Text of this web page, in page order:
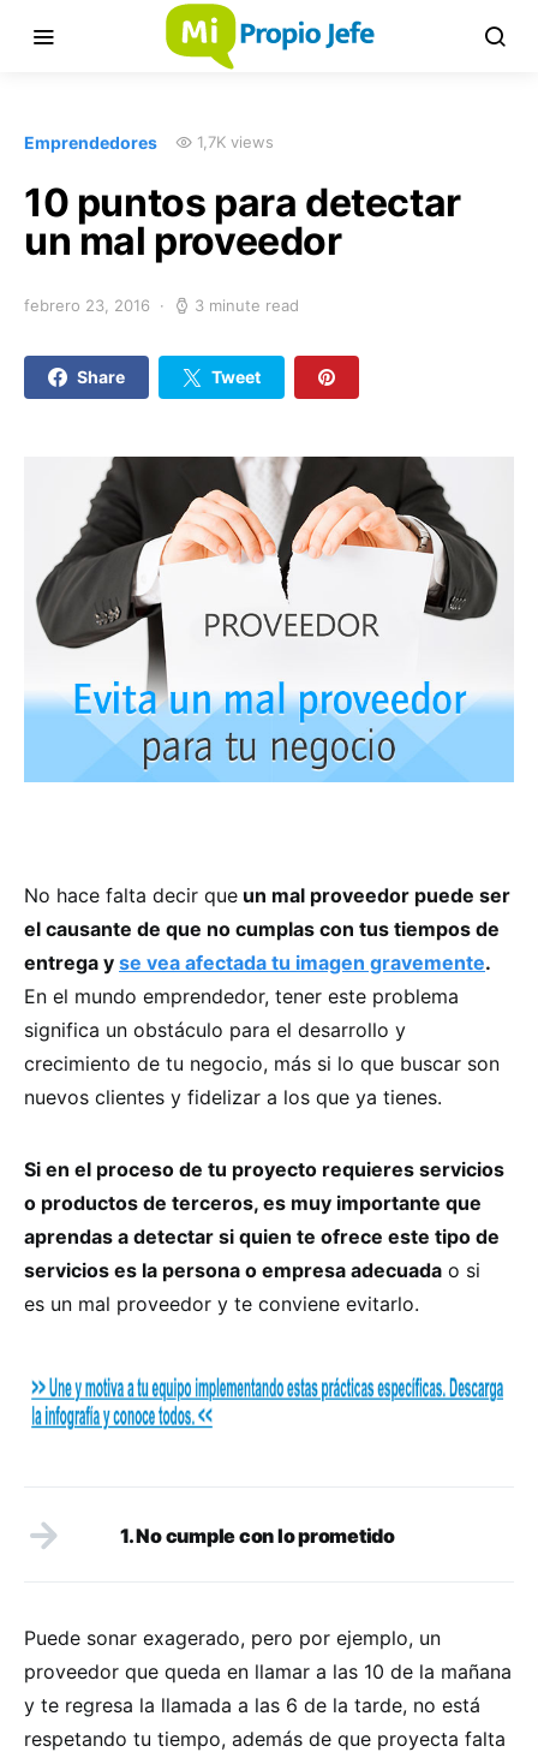
Emprendedores 1,7K views
10 puntos para detectar
un mal proveedor
febrero 23, 2016 3 minute read
Share Tweet
No hace falta decir que un mal proveedor puede ser
el causante de que no cumplas con tus tiempos de
entrega y se vea afectada tu imagen gravemente.
En el mundo emprendedor, tener este problema
significa un obstáculo para el desarrollo y
crecimiento de tu negocio, más si lo que buscar son
nuevos clientes y fidelizar a los que ya tienes.
Si en el proceso de tu proyecto requieres servicios
o productos de terceros, es muy importante que
aprendas a detectar si quien te ofrece este tipo de
servicios es la persona o empresa adecuada o si
es un mal proveedor y te conviene evitarlo.
1. No cumple con lo prometido
Puede sonar exagerado, pero por ejemplo, un
proveedor que queda en llamar a las 10 de la mañana
y te regresa la llamada a las 6 de la tarde, no está
respetando tu tiempo, además de que proyecta falta